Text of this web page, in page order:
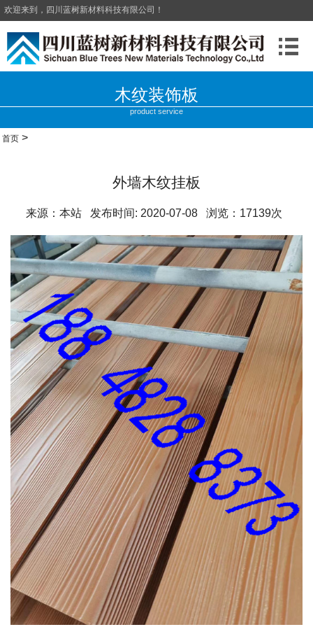
欢迎来到，四川蓝树新材料科技有限公司！
木纹装饰板
product service
首页 >
外墙木纹挂板
来源：本站 发布时间: 2020-07-08 浏览：17139次